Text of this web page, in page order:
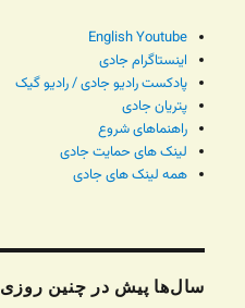
English Youtube
اینستاگرام جادی
پادکست رادیو جادی / رادیو گیک
پتریان جادی
راهنماهای شروع
لینک های حمایت جادی
همه لینک های جادی
سال‌ها پیش در چنین روزی